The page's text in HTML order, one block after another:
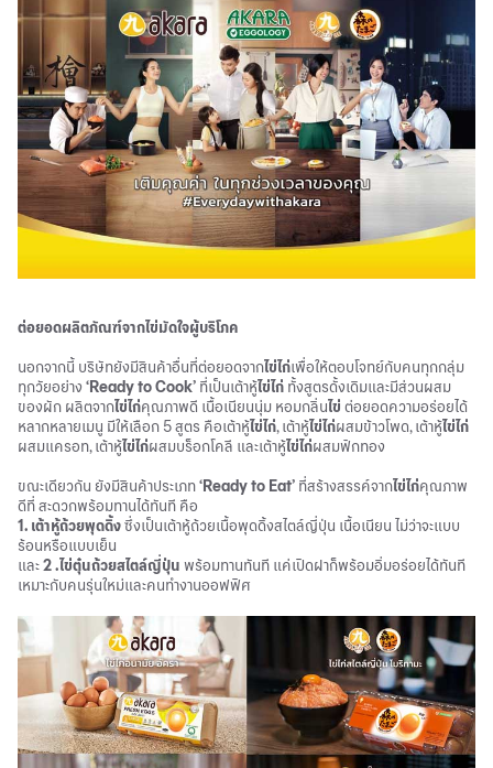
ต่อยอดผลิตภัณฑ์จากไข่มัดใจผู้บริโภค
นอกจากนี้ บริษัทยังมีสินค้าอื่นที่ต่อยอดจากไข่ไก่เพื่อให้ตอบโจทย์กับคนทุกกลุ่ม
ทุกวัยอย่าง ‘Ready to Cook’ ที่เป็นเต้าหู้ไข่ไก่ ทั้งสูตรดั้งเดิมและมีส่วนผสม
ของผัก ผลิตจากไข่ไก่คุณภาพดี เนื้อเนียนนุ่ม หอมกลิ่นไข่ ต่อยอดความอร่อยได้
หลากหลายเมนู มีให้เลือก 5 สูตร คือเต้าหู้ไข่ไก่, เต้าหู้ไข่ไก่ผสมข้าวโพด, เต้าหู้ไข่ไก่
ผสมแครอท, เต้าหู้ไข่ไก่ผสมบร็อกโคลี และเต้าหู้ไข่ไก่ผสมฟักทอง
ขณะเดียวกัน ยังมีสินค้าประเภท‘Ready to Eat’ ที่สร้างสรรค์จากไข่ไก่คุณภาพ
ดีที่ สะดวกพร้อมทานได้ทันที คือ
1. เต้าหู้ถ้วยพุดดิ้งซึ่งเป็นเต้าหู้ถ้วยเนื้อพุดดิ้งสไตล์ญี่ปุ่น เนื้อเนียน ไม่ว่าจะแบบ
ร้อนหรือแบบเย็น
และ2 .ไข่ตุ๋นถ้วยสไตล์ญี่ปุ่น พร้อมทานทันที แค่เปิดฝาก็พร้อมอิ่มอร่อยได้ทันที
เหมาะกับคนรุ่นใหม่และคนทำงานออฟฟิศ